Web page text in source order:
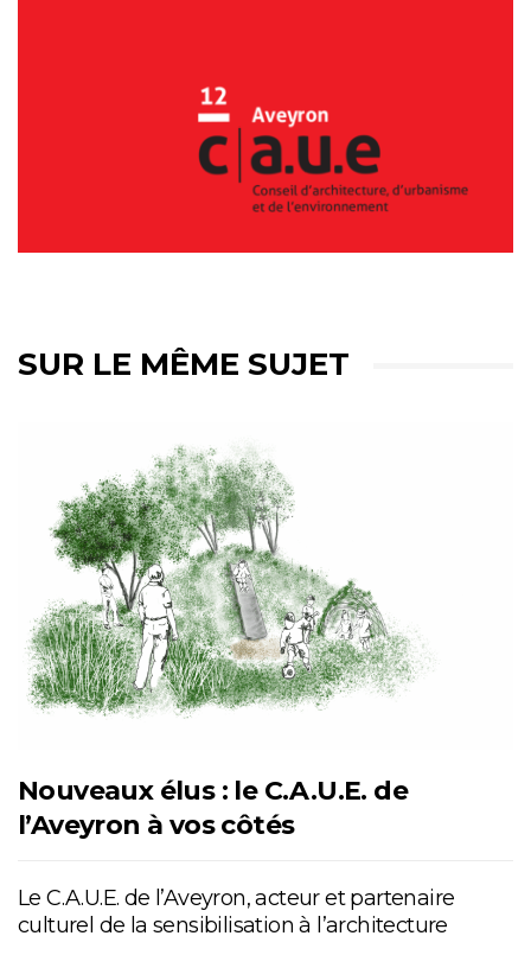
SUR LE MÊME SUJET
Nouveaux élus : le C.A.U.E. de
l’Aveyron à vos côtés
Le C.A.U.E. de l’Aveyron, acteur et partenaire
culturel de la sensibilisation à l’architecture